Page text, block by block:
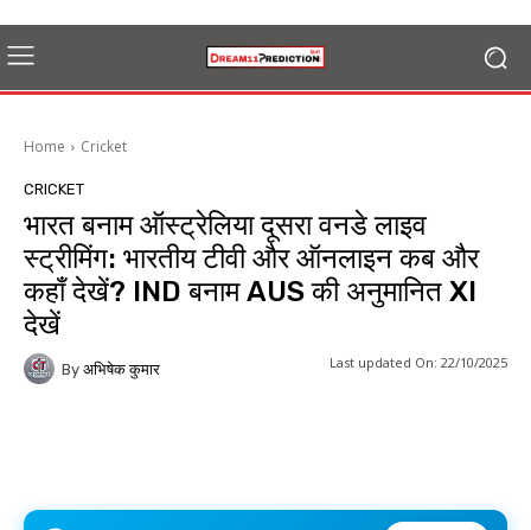
Home Cricket
CRICKET
भारत बनाम ऑस्ट्रेलिया दूसरा वनडे लाइव
स्ट्रीमिंग: भारतीय टीवी और ऑनलाइन कब और
कहाँ देखें? IND बनाम AUS की अनुमानित XI
देखें
By अभिषेक कुमार Last updated On: 22/10/2025